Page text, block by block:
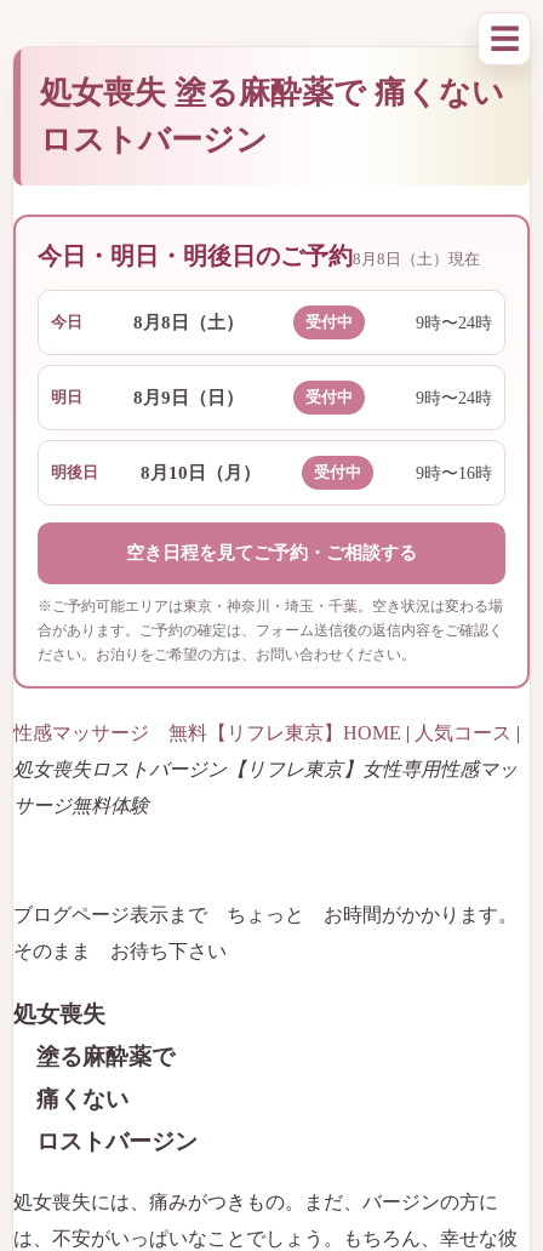
☰
処女喪失 塗る麻酔薬で 痛くない
ロストバージン
今日・明日・明後日のご予約8月8日（土）現在
今日 8月8日（土） 受付中 9時〜24時
明日 8月9日（日） 受付中 9時〜24時
明後日 8月10日（月） 受付中 9時〜16時
空き日程を見てご予約・ご相談する
※ご予約可能エリアは東京・神奈川・埼玉・千葉。空き状況は変わる場
合があります。ご予約の確定は、フォーム送信後の返信内容をご確認く
ださい。お泊りをご希望の方は、お問い合わせください。
性感マッサージ 無料【リフレ東京】HOME | 人気コース |
処女喪失ロストバージン【リフレ東京】女性専用性感マッ
サージ無料体験
ブログページ表示まで ちょっと お時間がかかります。
そのまま お待ち下さい
処女喪失
塗る麻酔薬で
痛くない
ロストバージン
処女喪失には、痛みがつきもの。まだ、バージンの方に
は、不安がいっぱいなことでしょう。もちろん、幸せな彼